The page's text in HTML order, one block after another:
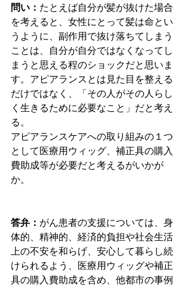
問い： たとえば自分が髪が抜けた場合
を考えると、女性にとって髪は命とい
うように、副作用で抜け落ちてしまう
ことは、自分が自分ではなくなってし
まうと思える程のショックだと思いま
す。アピアランスとは見た目を整える
だけではなく、「その人がその人らし
く生きるために必要なこと」だと考え
る。
アピアランスケアへの取り組みの１つ
として医療用ウィッグ、補正具の購入
費助成等が必要だと考えるがいかが
か。
答弁： がん患者の支援については、身
体的、精神的、経済的負担や社会生活
上の不安を和らげ、安心して暮らし続
けられるよう、医療用ウィッグや補正
具の購入費助成を含め、他都市の事例